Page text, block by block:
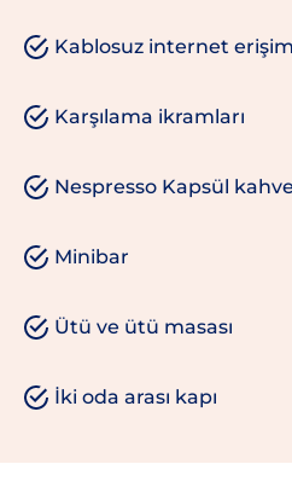
Kablosuz internet
Karşılama ikramları
Nespresso Kapsül
Minibar
Ütü ve ütü masası
İki oda arası kapı